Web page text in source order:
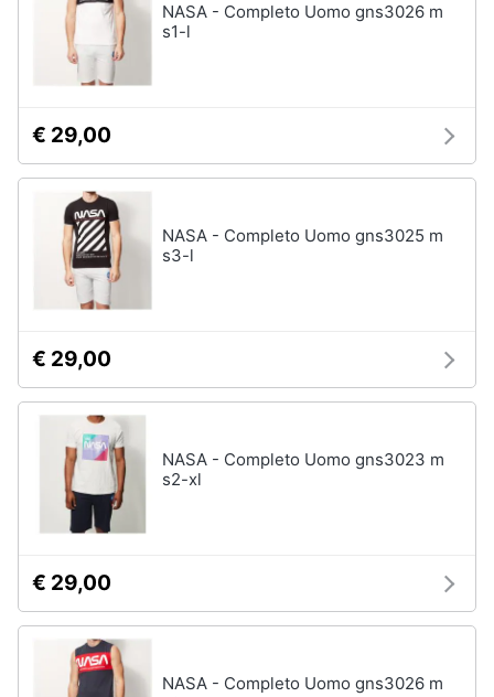
NASA - Completo Uomo gns3026 m
s1-l
€ 29,00
NASA - Completo Uomo gns3025 m
s3-l
€ 29,00
NASA - Completo Uomo gns3023 m
s2-xl
€ 29,00
NASA - Completo Uomo gns3026 m